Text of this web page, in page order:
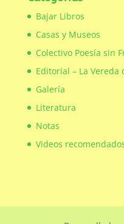
Bajar Libros
Casas y Museos
Colectivo Poesía sin
Editorial – La Vereda
Galería
Literatura
Notas
Videos